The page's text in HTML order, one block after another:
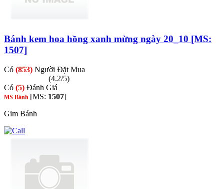
Bánh kem hoa hồng xanh mừng ngày 20_10 [MS:
1507]
Có (853) Người Đặt Mua
(4.2/5)
Có (5) Đánh Giá
MS Bánh [MS: 1507]
Gim Bánh